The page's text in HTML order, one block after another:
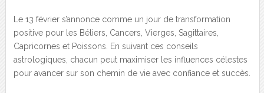
Le 13 février s’annonce comme un jour de transformation
positive pour les Béliers, Cancers, Vierges, Sagittaires,
Capricornes et Poissons. En suivant ces conseils
astrologiques, chacun peut maximiser les influences célestes
pour avancer sur son chemin de vie avec confiance et succès.